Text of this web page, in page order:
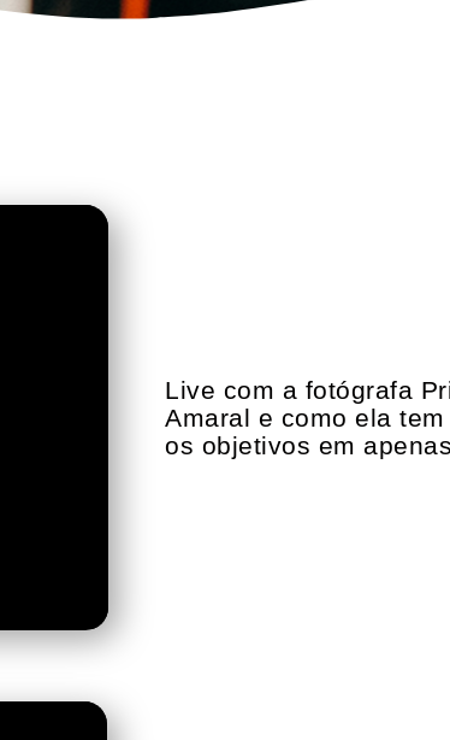
Live com a fotógrafa
Amaral e como ela
os objetivos em